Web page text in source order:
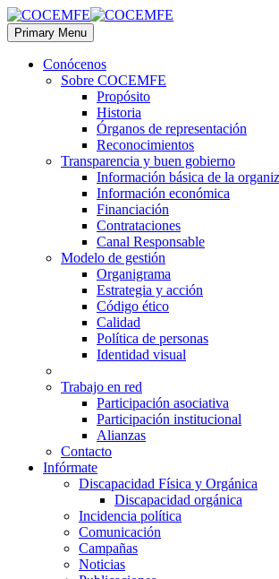
Primary Menu
Conócenos
Sobre COCEMFE
Propósito
Historia
Órganos de representación
Reconocimientos
Transparencia y buen gobierno
Información básica de la
Información económica
Financiación
Contrataciones
Canal Responsable
Modelo de gestión
Organigrama
Estrategia y acción
Código ético
Calidad
Política de personas
Identidad visual
Trabajo en red
Participación asociativa
Participación institucional
Alianzas
Contacto
Infórmate
Discapacidad Física y Orgánica
Discapacidad orgánica
Incidencia política
Comunicación
Campañas
Noticias